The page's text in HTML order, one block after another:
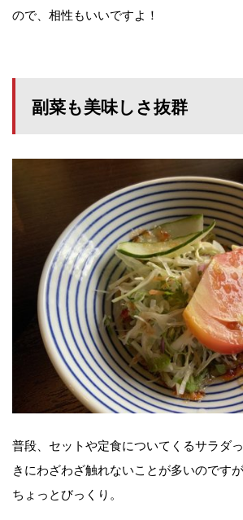
ので、相性もいいですよ！
副菜も美味しさ抜群
普段、セットや定食についてくるサラダ
きにわざわざ触れないことが多いのです
ちょっとびっくり。